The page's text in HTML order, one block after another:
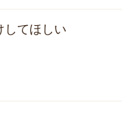
してほしい